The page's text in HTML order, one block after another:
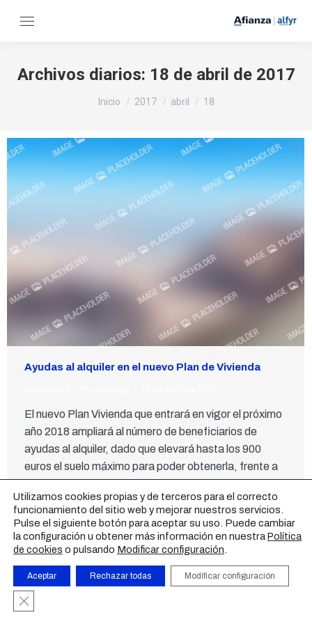
Archivos diarios: 18 de abril de 2017
Estás aquí:
Inicio 2017 abril 18
Ayudas al alquiler en el nuevo Plan de Vivienda
El nuevo Plan Vivienda que entrará en vigor el próximo
año 2018 ampliará al número de beneficiarios de
ayudas al alquiler, dado que elevará hasta los 900
euros el suelo máximo para poder obtenerla, frente a
los 600 euros en que está fijado ahora, según ha
anunciado el ministro de Fomento.
AVISO LEGAL|POLÍTICA DE PRIVACIDAD|POLÍTICA DE
COOKIES|CONTACTO
Utilizamos cookies propias y de terceros para el correcto
funcionamiento del sitio web y mejorar nuestros servicios.
Pulse el siguiente botón para aceptar su uso. Puede cambiar
la configuración u obtener más información en nuestra Política
de cookies o pulsando Modificar configuración
Aceptar Rechazar todas Modificar configuración
Cerrar el banner de cookies RGPD